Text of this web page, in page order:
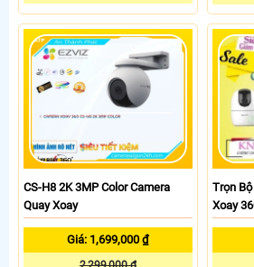
CS-H8 2K 3MP Color Camera
Quay Xoay
Giá: 1,699,000 ₫
Trọn
Xoay